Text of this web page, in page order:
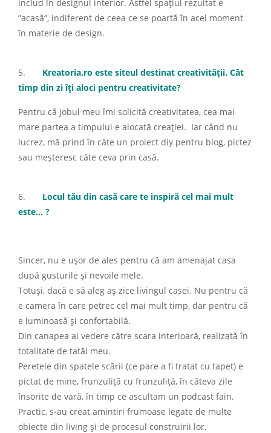
includ în designul interior. Astfel spațiul rezultat e
”acasă”, indiferent de ceea ce se poartă în acel moment
în materie de design.
5.
Kreatoria.ro este siteul destinat creativității. Cât
timp din zi îți aloci pentru creativitate?
Pentru că jobul meu îmi solicită creativitatea, cea mai
mare partea a timpului e alocată creației. Iar când nu
lucrez, mă prind în câte un proiect diy pentru blog, pictez
sau meșteresc câte ceva prin casă.
6.
Locul tău din casă care te inspiră cel mai mult
este… ?
Sincer, nu e ușor de ales pentru că am amenajat casa
după gusturile și nevoile mele.
Totuși, dacă e să aleg aș zice livingul casei. Nu pentru că
e camera în care petrec cel mai mult timp, dar pentru că
e luminoasă și confortabilă.
Din canapea ai vedere către scara interioară, realizată în
totalitate de tatăl meu.
Peretele din spatele scării (ce pare a fi tratat cu tapet) e
pictat de mine, frunzuliță cu frunzuliță, în câteva zile
însorite de vară, în timp ce ascultam un podcast fain.
Practic, s-au creat amintiri frumoase legate de multe
obiecte din living și de procesul construirii lor.